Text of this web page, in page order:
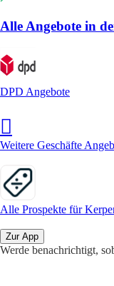
Alle Angebote in
DPD Angebote
Weitere Geschäfte
Alle Prospekte für
Zur App
Werde benachrichtigt,